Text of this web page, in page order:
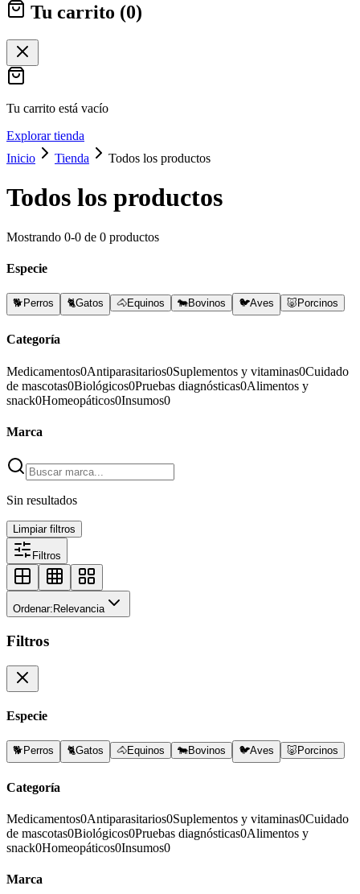
Tu carrito (0)
Tu carrito está vacío
Explorar tienda
Inicio
Tienda Todos los productos
Todos los productos
Mostrando 0-0 de 0 productos
Especie
🐕 Perros 🐈Gatos 🐴Equinos 🐄Bovinos 🐦Aves 🐷 Porcinos
Categoría
Medicamentos0Antiparasitarios0Suplementos y vitaminas0Cuidado
de mascotas0Biológicos0Pruebas diagnósticas0Alimentos y
snack0Homeopáticos0Insumos0
Marca
Sin resultados
Limpiar filtros
Filtros
Ordenar: Relevancia
Filtros
Especie
🐕 Perros 🐈Gatos 🐴Equinos 🐄Bovinos 🐦Aves 🐷 Porcinos
Categoría
Medicamentos0Antiparasitarios0Suplementos y vitaminas0Cuidado
de mascotas0Biológicos0Pruebas diagnósticas0Alimentos y
snack0Homeopáticos0Insumos0
Marca